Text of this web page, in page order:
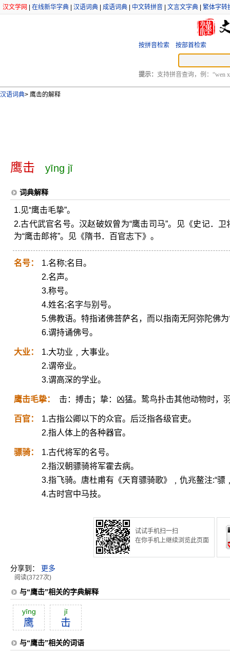
汉文学网 在线新华字典 汉语词典 成语词典 中文转拼音 文言文字典 繁体字转
按拼音检索 按部首检索
提示： 支持拼音查询，例：“wen
汉语词典> 鹰击的解释
鹰击 yīng jī
词典解释
1.见“鹰击毛挚”。
2.古代武官名号。汉赵破奴曾为“鹰击司马”。见《史记．
为“鹰击郎将”。见《隋书．百官志下》。
名号：
1.名称;名目。
2.名声。
3.称号。
4.姓名;名字与别号。
5.佛教语。特指诸佛菩萨名，而以指南无阿弥陀佛
6.谓持诵佛号。
大业：
1.大功业﹐大事业。
2.谓帝业。
3.谓高深的学业。
鹰击毛挚： 击：搏击；挚：凶猛。鸷鸟扑击其他动物时，
百官：
1.古指公卿以下的众官。后泛指各级官吏。
2.指人体上的各种器官。
骠骑：
1.古代将军的名号。
2.指汉朝骠骑将军霍去病。
3.指飞骑。唐杜甫有《天育骠骑歌》﹐仇兆鳌注:“骠
4.古时宫中马技。
试试手机扫一扫
在你手机上继续浏览此页面
分享到： 更多
阅读(3727次)
与“鹰击”相关的字典解释
yīng
鹰
jī
击
与“鹰击”相关的词语